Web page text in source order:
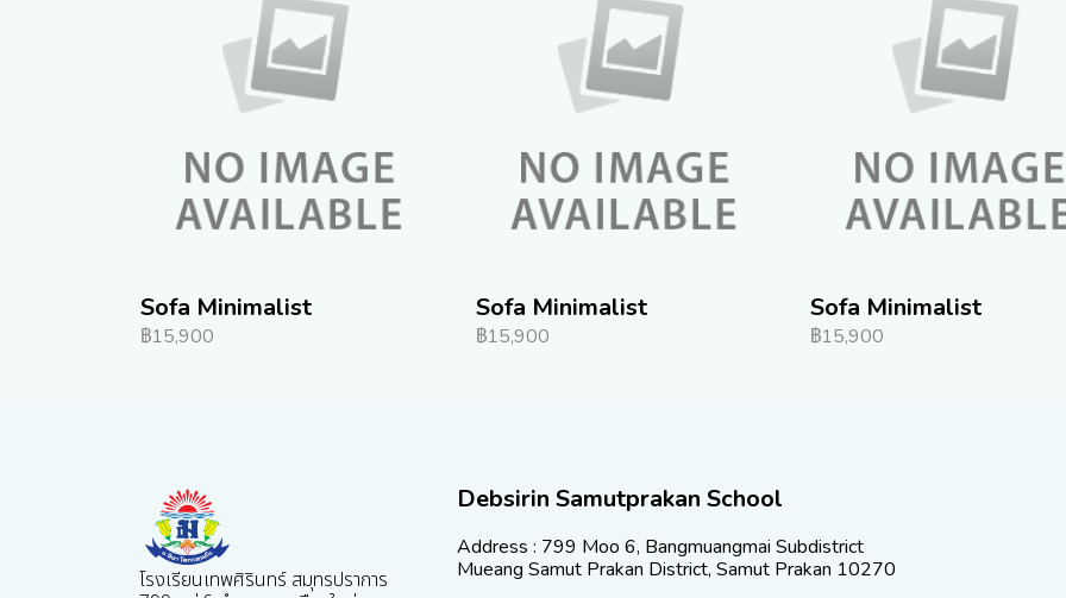
Sofa Minimalist
฿15,900
Sofa Minimalist
฿15,900
Sofa Minimalist
฿15,900
โรงเรียนเทพศิรินทร์ สมุทรปราการ
Debsirin Samutprakan School
Address : 799 Moo 6, Bangmuangmai Subdistrict
Mueang Samut Prakan District, Samut Prakan 10270